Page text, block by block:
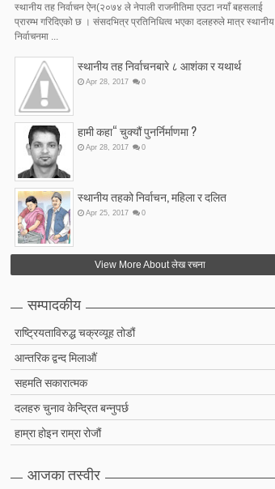
स्थानीय तह निर्वाचन ऐन(२०७४ ले नेपाली राजनीतिमा एउटा नयाँ बहसलाई
प्रारम्भ गरिदिएको छ । संसदभित्र प्रतिनिधित्व भएका दलहरुले मात्र स्थानीय
निर्वाचनमा ...
स्थानीय तह निर्वाचनबारे ८ आशंका र यथार्थ
Apr 28 2017 0
हामी कहा“ चुक्यौं पुनर्निर्माणमा ?
Apr 28 2017 0
स्थानीय तहको निर्वाचन, महिला र दलित
Apr 25 2017 0
फेरि अर्को गलत सहमति
View More About लेख रचना
सम्पादकीय
राष्ट्रियताविरुद्ध चक्रव्यूह तोडौं
आन्तरिक द्वन्द मिलाऔं
सहमति सकारात्मक
दलहरु चुनाव केन्द्रित बन्नुपर्छ
हाम्रा होइन राम्रा रोजौं
आजका तस्वीर